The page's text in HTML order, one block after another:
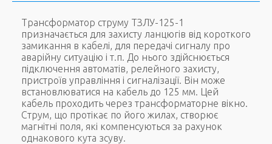
Трансформатор струму ТЗЛУ-125-1
призначається для захисту ланцюгів від короткого
замикання в кабелі, для передачі сигналу про
аварійну ситуацію і т.п. До нього здійснюється
підключення автоматів, релейного захисту,
пристроїв управління і сигналізації. Він може
встановлюватися на кабель до 125 мм. Цей
кабель проходить через трансформаторне вікно.
Струм, що протікає по його жилах, створює
магнітні поля, які компенсуються за рахунок
однакового кута зсуву.